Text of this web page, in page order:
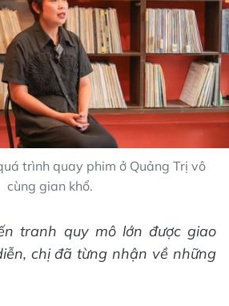
trình quay phim ở Quảng Trị vô
cùng gian khổ.
tranh quy mô lớn được giao
chị đã từng nhận về những